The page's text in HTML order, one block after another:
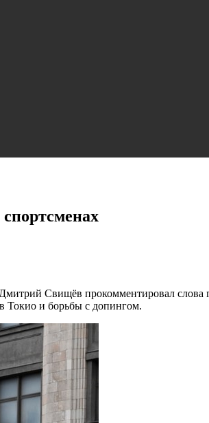
Свищёв прокомментировал слова
Токио и борьбы с допингом.